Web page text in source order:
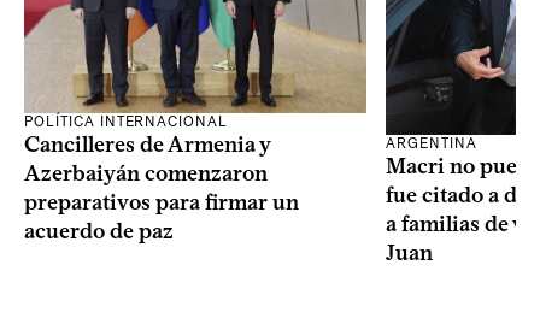
POLÍTICA INTERNACIONAL
Cancilleres de Armenia y
Azerbaiyán comenzaron
preparativos para firmar un
acuerdo de paz
ARGENTINA
Macri no
fue citado a
a familias de
Juan